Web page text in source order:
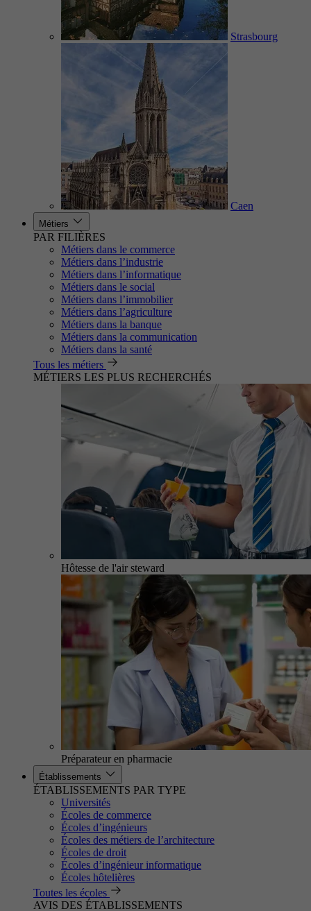
Strasbourg
Caen
Métiers
PAR FILIÈRES
Métiers dans le commerce
Métiers dans l’industrie
Métiers dans l’informatique
Métiers dans le social
Métiers dans l’immobilier
Métiers dans l’agriculture
Métiers dans la banque
Métiers dans la communication
Métiers dans la santé
Tous les métiers
MÉTIERS LES PLUS RECHERCHÉS
Hôtesse de l'air steward
Préparateur en pharmacie
Établissements
ÉTABLISSEMENTS PAR TYPE
Universités
Écoles de commerce
Écoles d’ingénieurs
Écoles des métiers de l’architecture
Écoles de droit
Écoles d’ingénieur informatique
Écoles hôtelières
Toutes les écoles
AVIS DES ÉTABLISSEMENTS